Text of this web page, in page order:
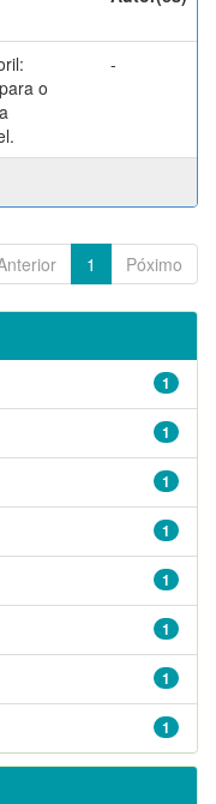
o
-
1 Póximo
1
1
1
1
1
1
1
1